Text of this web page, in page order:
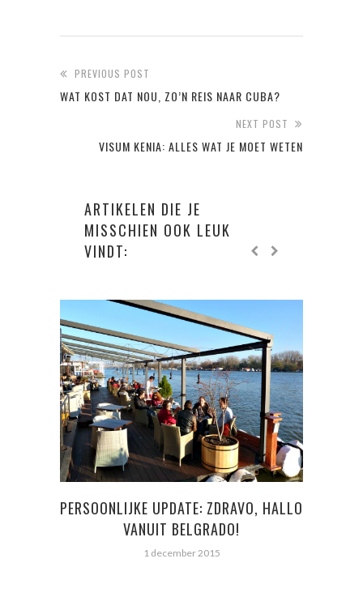
PREVIOUS POST
WAT KOST DAT NOU, ZO’N REIS NAAR CUBA?
NEXT POST
VISUM KENIA: ALLES WAT JE MOET WETEN
ARTIKELEN DIE JE
MISSCHIEN OOK LEUK
VINDT:
PERSOONLIJKE UPDATE: ZDRAVO, HALLO
VANUIT BELGRADO!
1 december 2015